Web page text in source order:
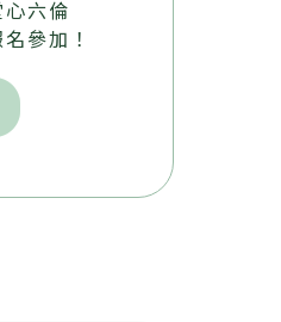
六倫
參加！